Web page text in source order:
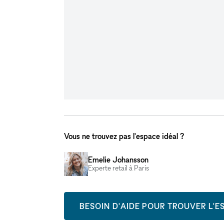
Vous ne trouvez pas l'espace idéal ?
Emelie Johansson
Experte retail à Paris
BESOIN D'AIDE POUR TROUVER